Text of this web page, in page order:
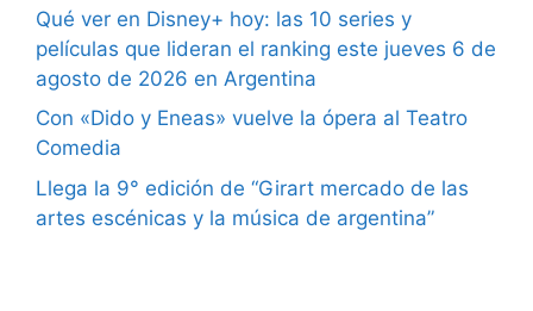
Qué ver en Disney+ hoy: las 10 series y
películas que lideran el ranking este jueves 6 de
agosto de 2026 en Argentina
Con «Dido y Eneas» vuelve la ópera al Teatro
Comedia
Llega la 9° edición de “Girart mercado de las
artes escénicas y la música de argentina”